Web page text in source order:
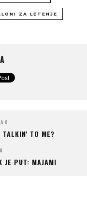
ZA LETENJE
TALKIN' TO ME?
JE PUT: MAJAMI